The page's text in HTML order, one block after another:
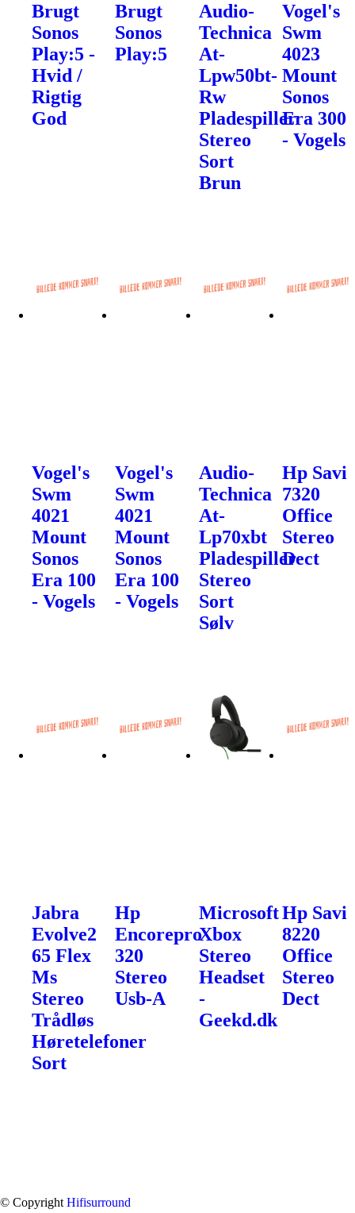
Brugt
Sonos
Play:5 -
Hvid /
Rigtig
God
Brugt
Sonos
Play:5
Audio-
Technica
At-
Lpw50bt-
Rw
Pladespiller
Stereo
Sort
Brun
Vogel's
Swm
4023
Mount
Sonos
Era 300
- Vogels
Vogel's
Swm
4021
Mount
Sonos
Era 100
- Vogels
Vogel's
Swm
4021
Mount
Sonos
Era 100
- Vogels
Audio-
Technica
At-
Lp70xbt
Pladespiller
Stereo
Sort
Sølv
Hp Savi
7320
Office
Stereo
Dect
Jabra
Evolve2
65 Flex
Ms
Stereo
Trådløs
Høretelefoner
Sort
Hp
Encorepro
320
Stereo
Usb-A
Microsoft
Xbox
Stereo
Headset
-
Geekd.dk
Hp Savi
8220
Office
Stereo
Dect
© Copyright Hifisurround